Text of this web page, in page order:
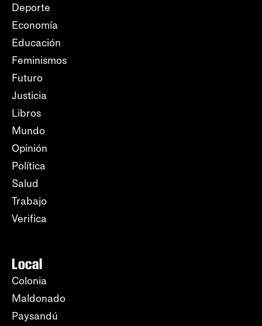
Deporte
Economía
Educación
Feminismos
Futuro
Justicia
Libros
Mundo
Opinión
Política
Salud
Trabajo
Verifica
Local
Colonia
Maldonado
Paysandú